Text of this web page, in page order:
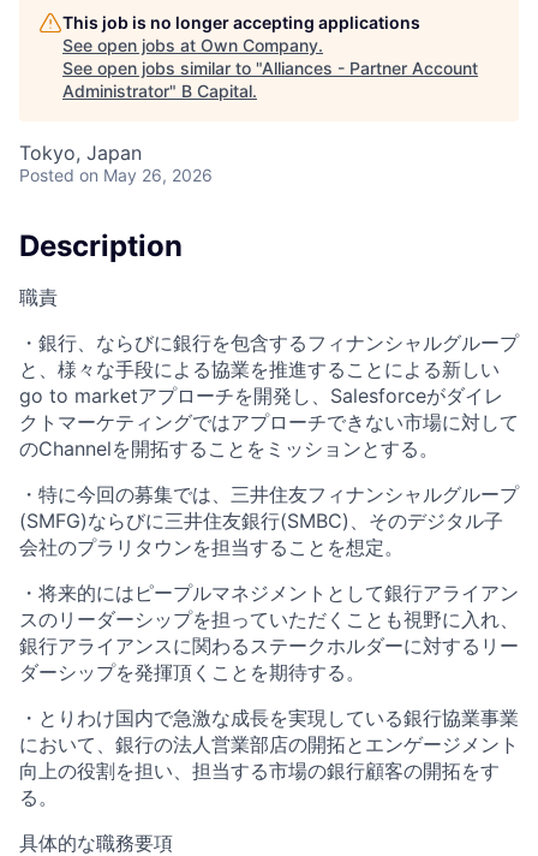
This job is no longer accepting applications
See open jobs at Own Company.
See open jobs similar to "Alliances - Partner Account
Administrator" B Capital.
Tokyo, Japan
Posted on May 26, 2026
Description
職責
・銀行、ならびに銀行を包含するフィナンシャルグループ
と、様々な手段による協業を推進することによる新しい
go to marketアプローチを開発し、Salesforceがダイレ
クトマーケティングではアプローチできない市場に対して
のChannelを開拓することをミッションとする。
・特に今回の募集では、三井住友フィナンシャルグループ
(SMFG)ならびに三井住友銀行(SMBC)、そのデジタル子
会社のプラリタウンを担当することを想定。
・将来的にはピープルマネジメントとして銀行アライアン
スのリーダーシップを担っていただくことも視野に入れ、
銀行アライアンスに関わるステークホルダーに対するリー
ダーシップを発揮頂くことを期待する。
・とりわけ国内で急激な成長を実現している銀行協業事業
において、銀行の法人営業部店の開拓とエンゲージメント
向上の役割を担い、担当する市場の銀行顧客の開拓をす
る。
具体的な職務要項